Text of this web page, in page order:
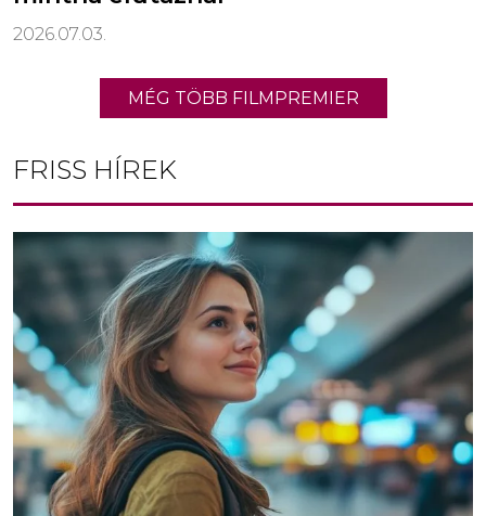
2026.07.03.
MÉG TÖBB FILMPREMIER
FRISS HÍREK